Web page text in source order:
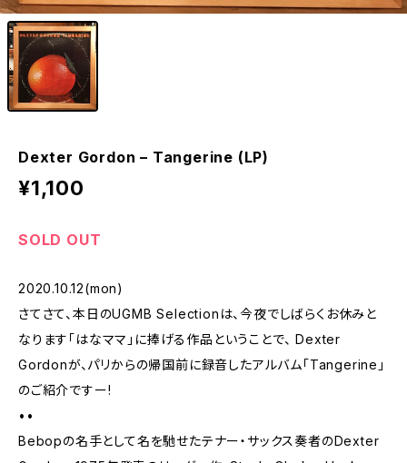
Dexter Gordon ‎– Tangerine (LP)
¥1,100
SOLD OUT
2020.10.12(mon)
さてさて、本日のUGMB Selectionは、今夜でしばらくお休みと
なります「はなママ」に捧げる作品ということで、 Dexter
Gordonが、パリからの帰国前に録音したアルバム「Tangerine」
のご紹介ですー!
••
Bebopの名手として名を馳せたテナー・サックス奏者のDexter